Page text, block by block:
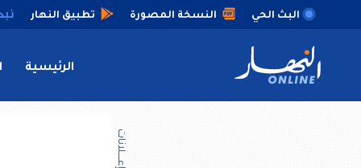
البث الحي النسخة المصورة تطبيق النهار
الرئيسية
إعــــلانات